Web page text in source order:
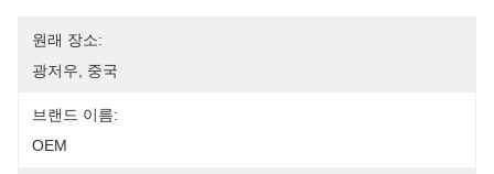
원래 장소:
광저우, 중국
브랜드 이름:
OEM